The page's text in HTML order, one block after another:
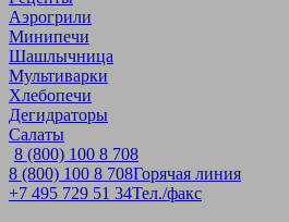
Аэрогрили
Минипечи
Шашлычница
Мультиварки
Хлебопечи
Дегидраторы
Салаты
8 (800) 100 8 708
8 (800) 100 8 708Горячая линия
+7 495 729 51 34Тел./факс